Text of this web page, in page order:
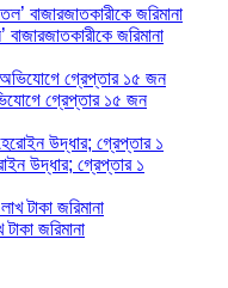
জরিমানা
গ্রেপ্তার ১৫ জন
উদ্ধার; গ্রেপ্তার ১
জরিমানা